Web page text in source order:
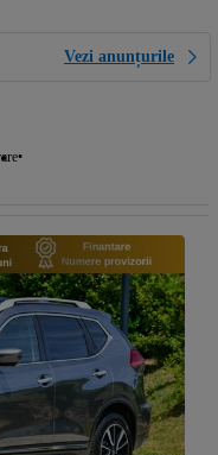
Vezi anunțurile